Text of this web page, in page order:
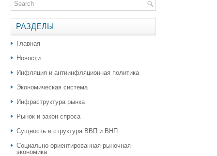
РАЗДЕЛЫ
Главная
Новости
Инфляция и антиинфляционная политика
Экономическая система
Инфраструктура рынка
Рынок и закон спроса
Сущность и структура ВВП и ВНП
Социально ориентированная рыночная
экономика